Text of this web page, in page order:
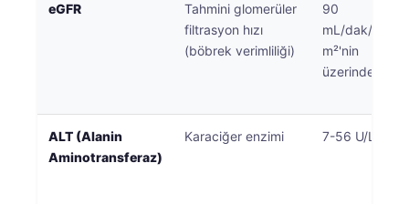
eGFR
Tahmini glomerüler
filtrasyon hızı
(böbrek verimliliği)
90
mL/dak/1,73
m²'nin
üzerinde
ALT (Alanin
Aminotransferaz)
Karaciğer enzimi 7-56 U/L